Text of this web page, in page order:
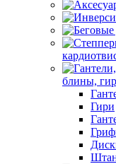
блины,
Гири